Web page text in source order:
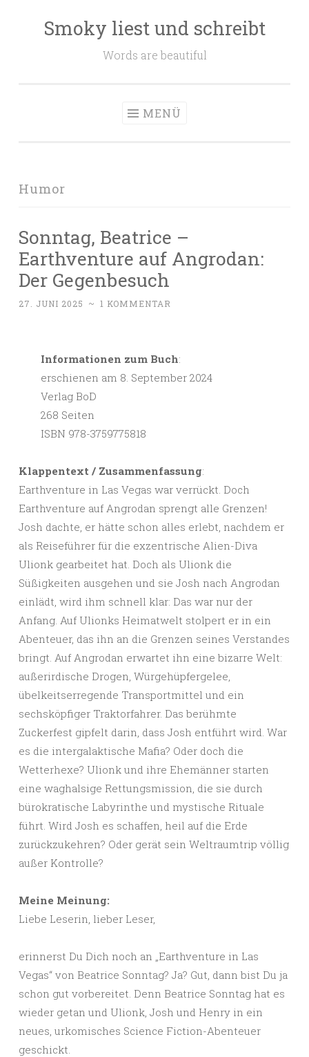
Smoky liest und schreibt
Words are beautiful
MENÜ
Humor
Sonntag, Beatrice –
Earthventure auf Angrodan:
Der Gegenbesuch
27. JUNI 2025 ~ 1 KOMMENTAR
Informationen zum Buch:
erschienen am 8. September 2024
Verlag BoD
268 Seiten
ISBN 978-3759775818
Klappentext / Zusammenfassung:
Earthventure in Las Vegas war verrückt. Doch
Earthventure auf Angrodan sprengt alle Grenzen!
Josh dachte, er hätte schon alles erlebt, nachdem er
als Reiseführer für die exzentrische Alien-Diva
Ulionk gearbeitet hat. Doch als Ulionk die
Süßigkeiten ausgehen und sie Josh nach Angrodan
einlädt, wird ihm schnell klar: Das war nur der
Anfang. Auf Ulionks Heimatwelt stolpert er in ein
Abenteuer, das ihn an die Grenzen seines Verstandes
bringt. Auf Angrodan erwartet ihn eine bizarre Welt:
außerirdische Drogen, Würgehüpfergelee,
übelkeitserregende Transportmittel und ein
sechsköpfiger Traktorfahrer. Das berühmte
Zuckerfest gipfelt darin, dass Josh entführt wird. War
es die intergalaktische Mafia? Oder doch die
Wetterhexe? Ulionk und ihre Ehemänner starten
eine waghalsige Rettungsmission, die sie durch
bürokratische Labyrinthe und mystische Rituale
führt. Wird Josh es schaffen, heil auf die Erde
zurückzukehren? Oder gerät sein Weltraumtrip völlig
außer Kontrolle?
Meine Meinung:
Liebe Leserin, lieber Leser,
erinnerst Du Dich noch an „Earthventure in Las
Vegas“ von Beatrice Sonntag? Ja? Gut, dann bist Du ja
schon gut vorbereitet. Denn Beatrice Sonntag hat es
wieder getan und Ulionk, Josh und Henry in ein
neues, urkomisches Science Fiction-Abenteuer
geschickt.